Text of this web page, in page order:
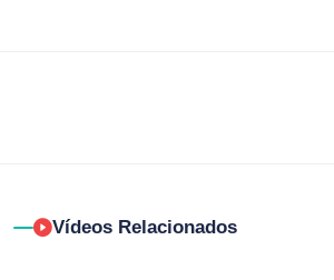
Vídeos Relacionados